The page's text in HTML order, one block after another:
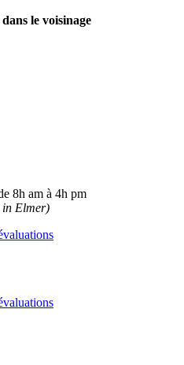
le voisinage
8h am à 4h pm
in Elmer)